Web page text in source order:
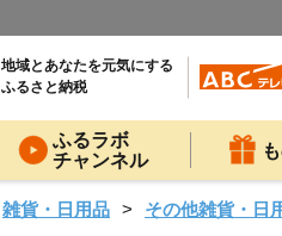
地域とあなたを元気にする
ふるさと納税
ふるラボ
チャンネル
雑貨・日用品 その他雑貨・日